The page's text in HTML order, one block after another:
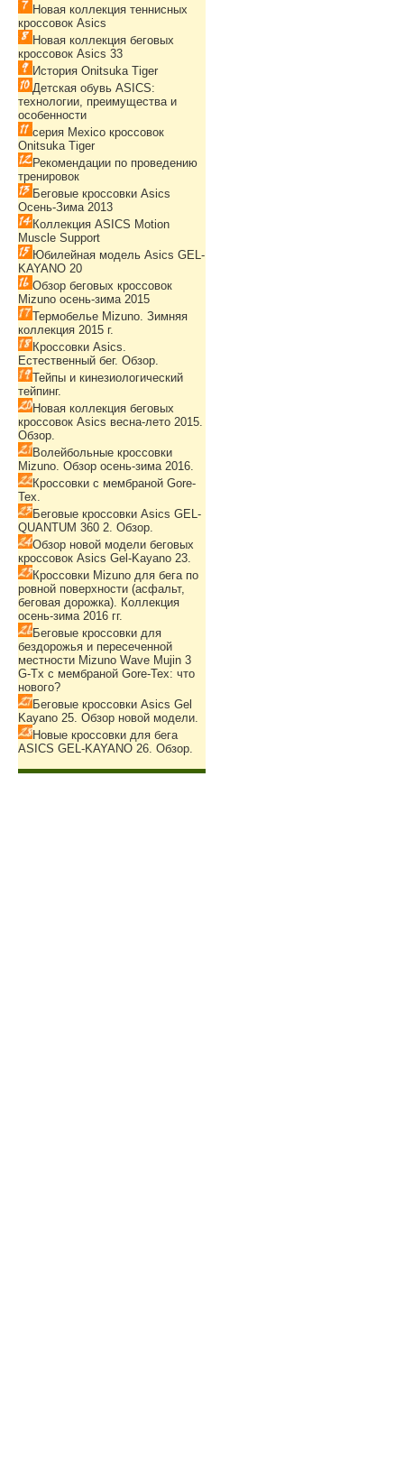
Новая коллекция теннисных
кроссовок Asics
Новая коллекция беговых
кроссовок Asics 33
История Onitsuka Tiger
Детская обувь ASICS:
технологии, преимущества и
особенности
серия Mexico кроссовок
Onitsuka Tiger
Рекомендации по проведению
тренировок
Беговые кроссовки Asics
Осень-Зима 2013
Коллекция ASICS Motion
Muscle Support
Юбилейная модель Asics GEL-
KAYANO 20
Обзор беговых кроссовок
Mizuno осень-зима 2015
Термобелье Mizuno. Зимняя
коллекция 2015 г.
Кроссовки Asics.
Естественный бег. Обзор.
Тейпы и кинезиологический
тейпинг.
Новая коллекция беговых
кроссовок Asics весна-лето 2015.
Обзор.
Волейбольные кроссовки
Mizuno. Обзор осень-зима 2016.
Кроссовки с мембраной Gore-
Tex.
Беговые кроссовки Asics GEL-
QUANTUM 360 2. Обзор.
Обзор новой модели беговых
кроссовок Asics Gel-Kayano 23.
Кроссовки Mizuno для бега по
ровной поверхности (асфальт,
беговая дорожка). Коллекция
осень-зима 2016 гг.
Беговые кроссовки для
бездорожья и пересеченной
местности Mizuno Wave Mujin 3
G-Tx с мембраной Gore-Tex: что
нового?
Беговые кроссовки Asics Gel
Kayano 25. Обзор новой модели.
Новые кроссовки для бега
ASICS GEL-KAYANO 26. Обзор.